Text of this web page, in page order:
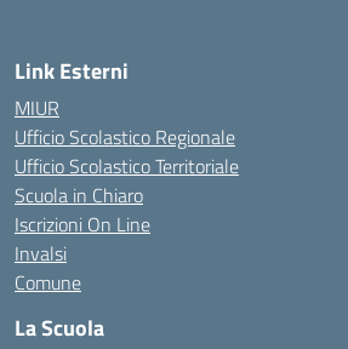
Link Esterni
MIUR
Ufficio Scolastico Regionale
Ufficio Scolastico Territoriale
Scuola in Chiaro
Iscrizioni On Line
Invalsi
Comune
La Scuola